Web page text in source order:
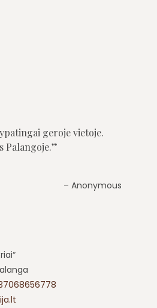
geroje vietoje.
Palangoje.
Anonymous
kad pasirinkome poilsiui
ir komfortas pranoko
kitiems.